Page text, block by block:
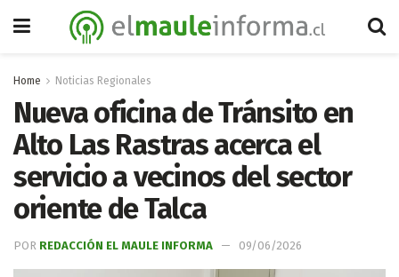
Home Noticias Regionales
Nueva oficina de Tránsito en
Alto Las Rastras acerca el
servicio a vecinos del sector
oriente de Talca
POR REDACCIÓN EL MAULE INFORMA 09/06/2026